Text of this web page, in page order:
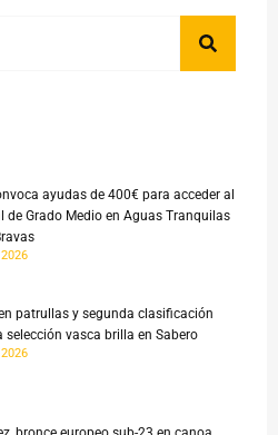
ayudas de 400€ para acceder al
de Grado Medio en Aguas Tranquilas
patrullas y segunda clasificación
selección vasca brilla en Sabero